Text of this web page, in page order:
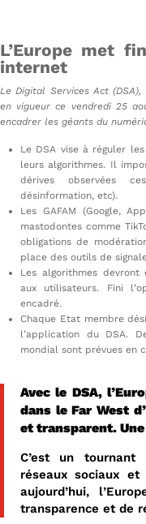
L’Europe met
internet
Le Digital Services Act
en vigueur ce vendredi 25
encadrer les géants du
Le DSA vise à réguler
leurs algorithmes. Il
dérives observées
désinformation, etc).
Les GAFAM (Google,
mastodontes comme
obligations de
place des outils de
Les algorithmes
aux utilisateurs. Fini
encadré.
Chaque Etat membre
l’application du DSA.
mondial sont prévues en
Avec le DSA,
dans le Far West
et transparent.
C’est un
réseaux sociaux et
aujourd’hui,
transparence et de